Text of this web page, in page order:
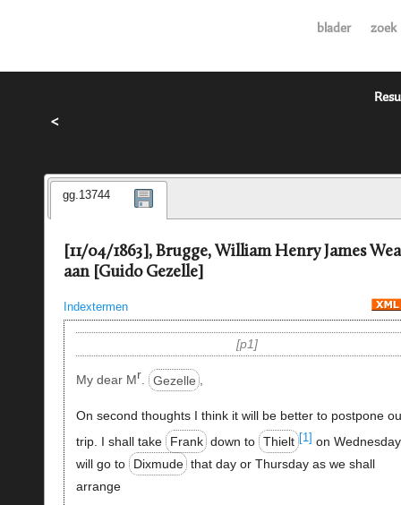
blader zoek
<
gg.13744
[11/04/1863], Brugge, William Henry James
aan [Guido Gezelle]
Indextermen
p1
My dear Mr. Gezelle ,
On second thoughts I think it will be better to postpone
trip. I shall take
Frank down to Thielt [1] on
will go to
Dixmude that day or Thursday as we shall
arrange